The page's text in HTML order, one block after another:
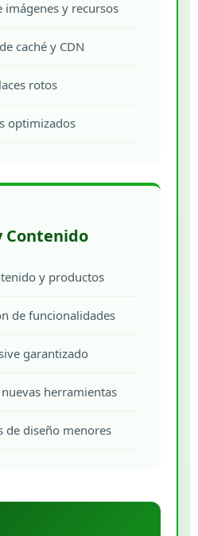
imágenes y recursos
caché y CDN
rotos
optimizados
Contenido
y productos
de funcionalidades
garantizado
herramientas
de diseño menores